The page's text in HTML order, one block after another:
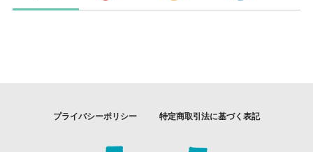
プライバシーポリシー 特定商取引法に基づく表記